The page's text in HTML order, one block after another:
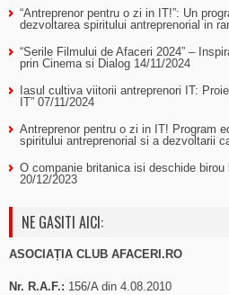
“Antreprenor pentru o zi in IT!”: Un
dezvoltarea spiritului antreprenorial in
“Serile Filmului de Afaceri 2024” –
prin Cinema si Dialog 14/11/2024
Iasul cultiva viitorii antreprenori IT:
IT” 07/11/2024
Antreprenor pentru o zi in IT! Program
spiritului antreprenorial si a dezvoltarii
O companie britanica isi deschide
20/12/2023
NE GASITI AICI:
ASOCIAȚIA CLUB AFACERI.RO
Nr. R.A.F.: 156/A din 4.08.2010